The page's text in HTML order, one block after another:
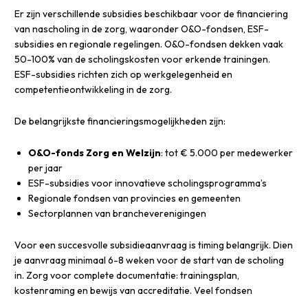
Er zijn verschillende subsidies beschikbaar voor de financiering
van nascholing in de zorg, waaronder O&O-fondsen, ESF-
subsidies en regionale regelingen. O&O-fondsen dekken vaak
50-100% van de scholingskosten voor erkende trainingen.
ESF-subsidies richten zich op werkgelegenheid en
competentieontwikkeling in de zorg.
De belangrijkste financieringsmogelijkheden zijn:
O&O-fonds Zorg en Welzijn: tot € 5.000 per medewerker
per jaar
ESF-subsidies voor innovatieve scholingsprogramma’s
Regionale fondsen van provincies en gemeenten
Sectorplannen van brancheverenigingen
Voor een succesvolle subsidieaanvraag is timing belangrijk. Dien
je aanvraag minimaal 6-8 weken voor de start van de scholing
in. Zorg voor complete documentatie: trainingsplan,
kostenraming en bewijs van accreditatie. Veel fondsen